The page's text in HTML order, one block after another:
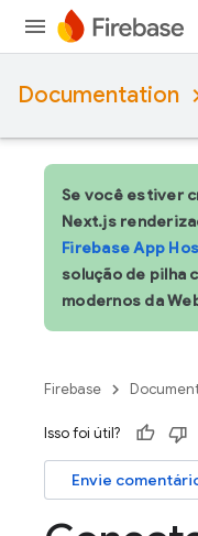
Documentation
Se você estiver
Next.js
Firebase App
solução de pilha
modernos da
Firebase
Isso foi útil?
Envie